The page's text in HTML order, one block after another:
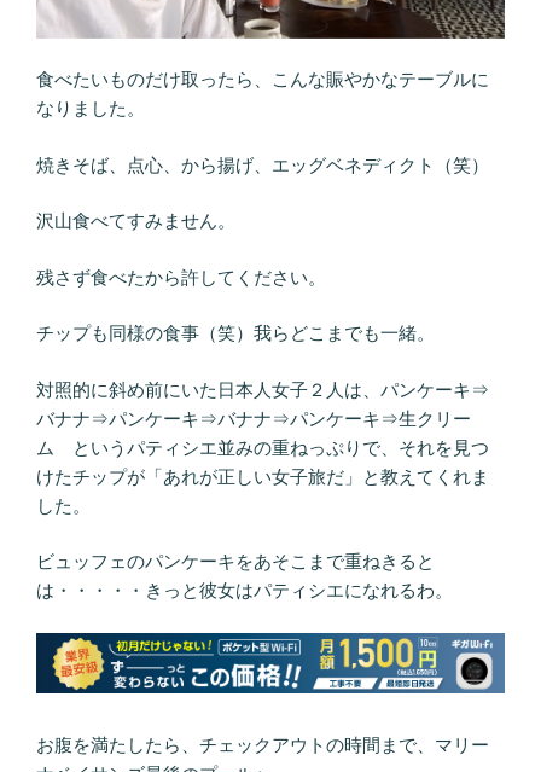
食べたいものだけ取ったら、こんな賑やかなテーブルに
なりました。
焼きそば、点心、から揚げ、エッグベネディクト（笑）
沢山食べてすみません。
残さず食べたから許してください。
チップも同様の食事（笑）我らどこまでも一緒。
対照的に斜め前にいた日本人女子２人は、パンケーキ⇒
バナナ⇒パンケーキ⇒バナナ⇒パンケーキ⇒生クリー
ム というパティシエ並みの重ねっぷりで、それを見つ
けたチップが「あれが正しい女子旅だ」と教えてくれま
した。
ビュッフェのパンケーキをあそこまで重ねきると
は・・・・・きっと彼女はパティシエになれるわ。
お腹を満たしたら、チェックアウトの時間まで、マリー